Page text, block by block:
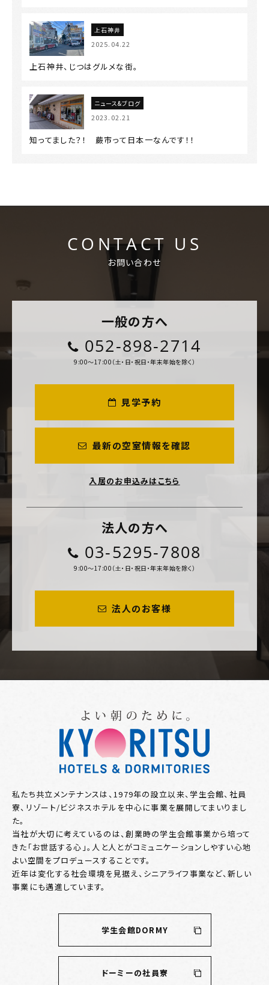
上石神井
2025.04.22
上石神井、じつはグルメな街。
ニュース&ブログ
2023.02.21
知ってました？！ 蕨市って日本一なんです！！
CONTACT US
お問い合わせ
一般の方へ
052-898-2714
9:00～17:00（土・日・祝日・年末年始を除く）
見学予約
最新の空室情報を確認
入居のお申込みはこちら
法人の方へ
03-5295-7808
9:00～17:00（土・日・祝日・年末年始を除く）
法人のお客様
私たち共立メンテナンスは、1979年の設立以来、学生会館、社員
寮、リゾート/ビジネスホテルを中心に事業を展開してまいりまし
た。
当社が大切に考えているのは、創業時の学生会館事業から培って
きた「お世話する心」。人と人とがコミュニケーションしやすい心地
よい空間をプロデュースすることです。
近年は変化する社会環境を見据え、シニアライフ事業など、新しい
事業にも邁進しています。
学生会館DORMY
ドーミーの社員寮